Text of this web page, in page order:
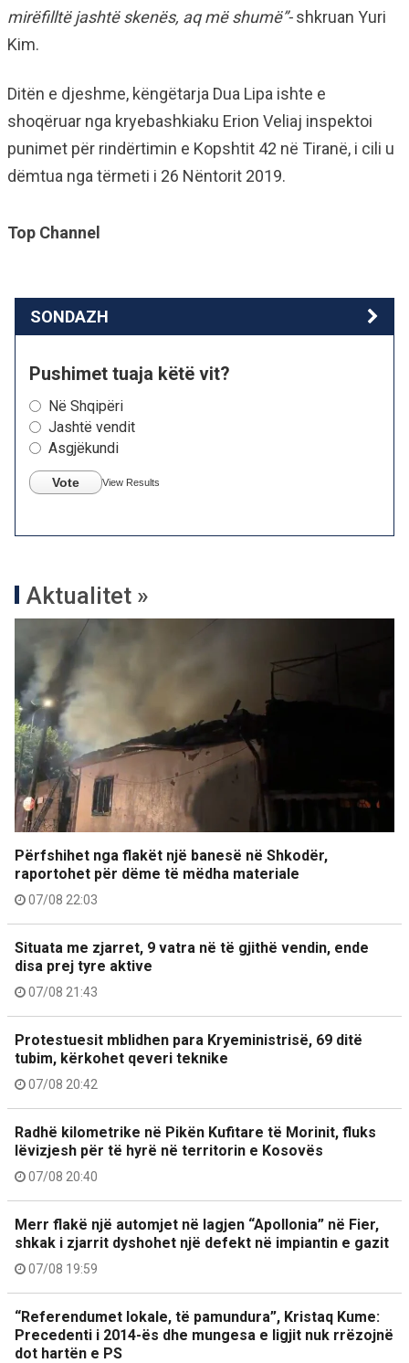
mirëfilltë jashtë skenës, aq më shumë”-shkruan Yuri
Kim.
Ditën e djeshme, këngëtarja Dua Lipa ishte e
shoqëruar nga kryebashkiaku Erion Veliaj inspektoi
punimet për rindërtimin e Kopshtit 42 në Tiranë, i cili u
dëmtua nga tërmeti i 26 Nëntorit 2019.
Top Channel
SONDAZH
Pushimet tuaja këtë vit?
Në Shqipëri
Jashtë vendit
Asgjëkundi
Vote View Results
Aktualitet »
Përfshihet nga flakët një banesë në Shkodër,
raportohet për dëme të mëdha materiale
07/08 22:03
Situata me zjarret, 9 vatra në të gjithë vendin, ende
disa prej tyre aktive
07/08 21:43
Protestuesit mblidhen para Kryeministrisë, 69 ditë
tubim, kërkohet qeveri teknike
07/08 20:42
Radhë kilometrike në Pikën Kufitare të Morinit, fluks
lëvizjesh për të hyrë në territorin e Kosovës
07/08 20:40
Merr flakë një automjet në lagjen “Apollonia” në Fier,
shkak i zjarrit dyshohet një defekt në impiantin e gazit
07/08 19:59
“Referendumet lokale, të pamundura”, Kristaq Kume:
Precedenti i 2014-ës dhe mungesa e ligjit nuk rrëzojnë
dot hartën e PS